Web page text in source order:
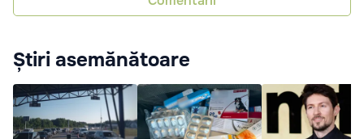
Știri asemănătoare